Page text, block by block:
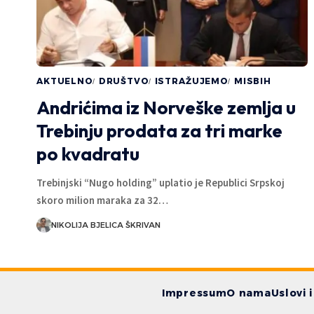
AKTUELNO DRUŠTVO ISTRAŽUJEMO MISBIH
Andrićima iz Norveške zemlja u
Trebinju prodata za tri marke
po kvadratu
Trebinjski “Nugo holding” uplatio je Republici Srpskoj
skoro milion maraka za 32…
NIKOLIJA BJELICA ŠKRIVAN
ImpressumO namaUslovi